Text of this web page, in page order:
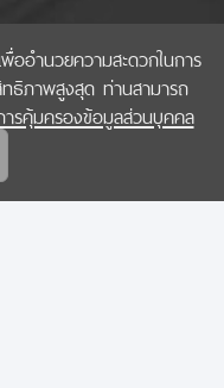
ออำนวยความสะดวกในการ
ทธิภาพสูงสุด ท่านสามารถ
ารคุ้มครองข้อมูลส่วนบุคคล
ริมวิทยาศาสตร์ วิจัยและนวัตกรรม
วนบุคคล